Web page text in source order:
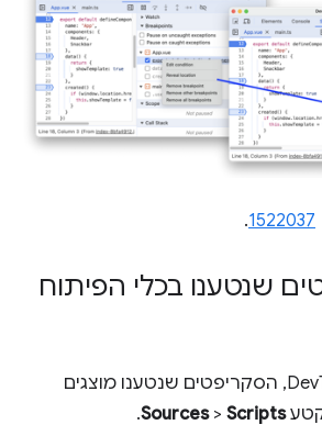
1522037
.
שנטענו בכלי הפיתוח
ב-DevTools for Node.js, הסקריפטים שנטענו מוצגים
Sources> Scripts
.